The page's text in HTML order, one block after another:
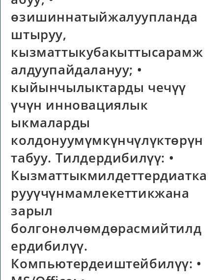
өзишиннатыйжалуупланда
штыруу,
кызматтыкубакыттысарамж
алдуупайдалануу; •
кыйынчылыктарды чечүү
үчүн инновациялык
ыкмаларды
колдонуумүмкүнчүлүктөрүн
табуу. Тилдердибилүү: •
Кызматтыкмилдеттердиатка
рууүчүнмамлекеттикжана
зарыл
болгонөлчөмдөрасмийтилд
ердибилүү.
Компьютердеиштейбилүү: •